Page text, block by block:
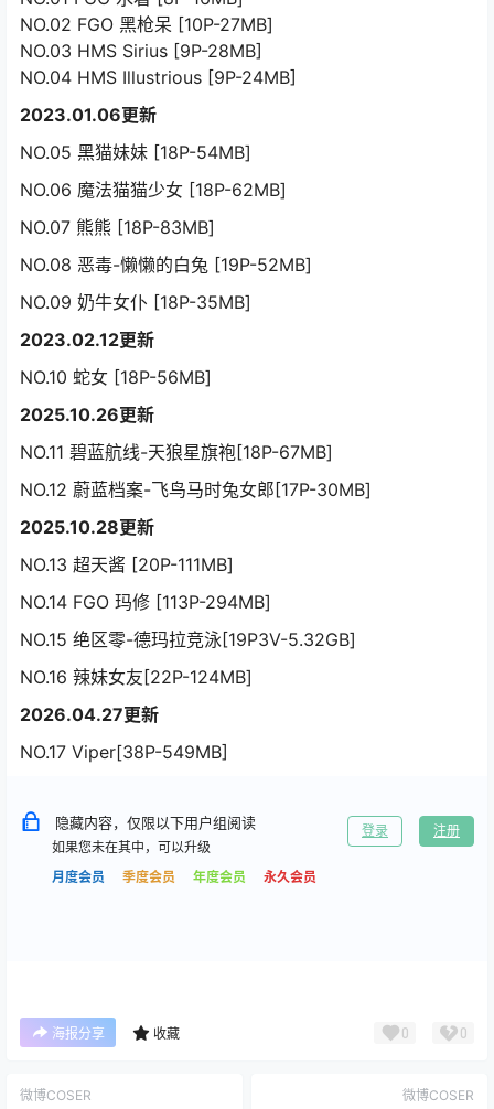
NO.02 FGO 黑枪呆 [10P-27MB]
NO.03 HMS Sirius [9P-28MB]
NO.04 HMS Illustrious [9P-24MB]
2023.01.06更新
NO.05 黑猫妹妹 [18P-54MB]
NO.06 魔法猫猫少女 [18P-62MB]
NO.07 熊熊 [18P-83MB]
NO.08 恶毒-懒懒的白兔 [19P-52MB]
NO.09 奶牛女仆 [18P-35MB]
2023.02.12更新
NO.10 蛇女 [18P-56MB]
2025.10.26更新
NO.11 碧蓝航线-天狼星旗袍[18P-67MB]
NO.12 蔚蓝档案-飞鸟马时兔女郎[17P-30MB]
2025.10.28更新
NO.13 超天酱 [20P-111MB]
NO.14 FGO 玛修 [113P-294MB]
NO.15 绝区零-德玛拉竞泳[19P3V-5.32GB]
NO.16 辣妹女友[22P-124MB]
2026.04.27更新
NO.17 Viper[38P-549MB]
隐藏内容，仅限以下用户组阅读
如果您未在其中，可以升级
月度会员
季度会员 年度会员 永久会员
登录 注册
海报分享 收藏 0 0
微博COSER 微博COSER